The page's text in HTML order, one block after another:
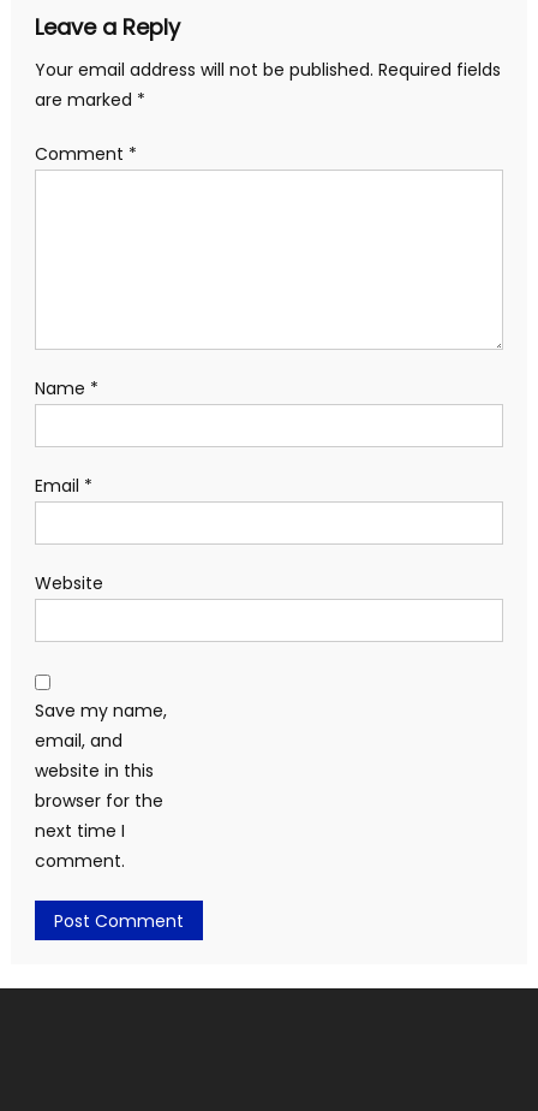
Leave a Reply
Your email address will not be published. Required fields
are marked *
Comment *
Name *
Email *
Website
Save my name,
email, and
website in this
browser for the
next time I
comment.